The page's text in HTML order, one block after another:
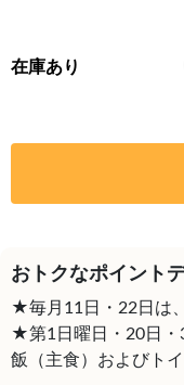
在庫あり
おトクなポイント
★毎月11日・22日は、
★第1日曜日・20日・
飯（主食）およびト